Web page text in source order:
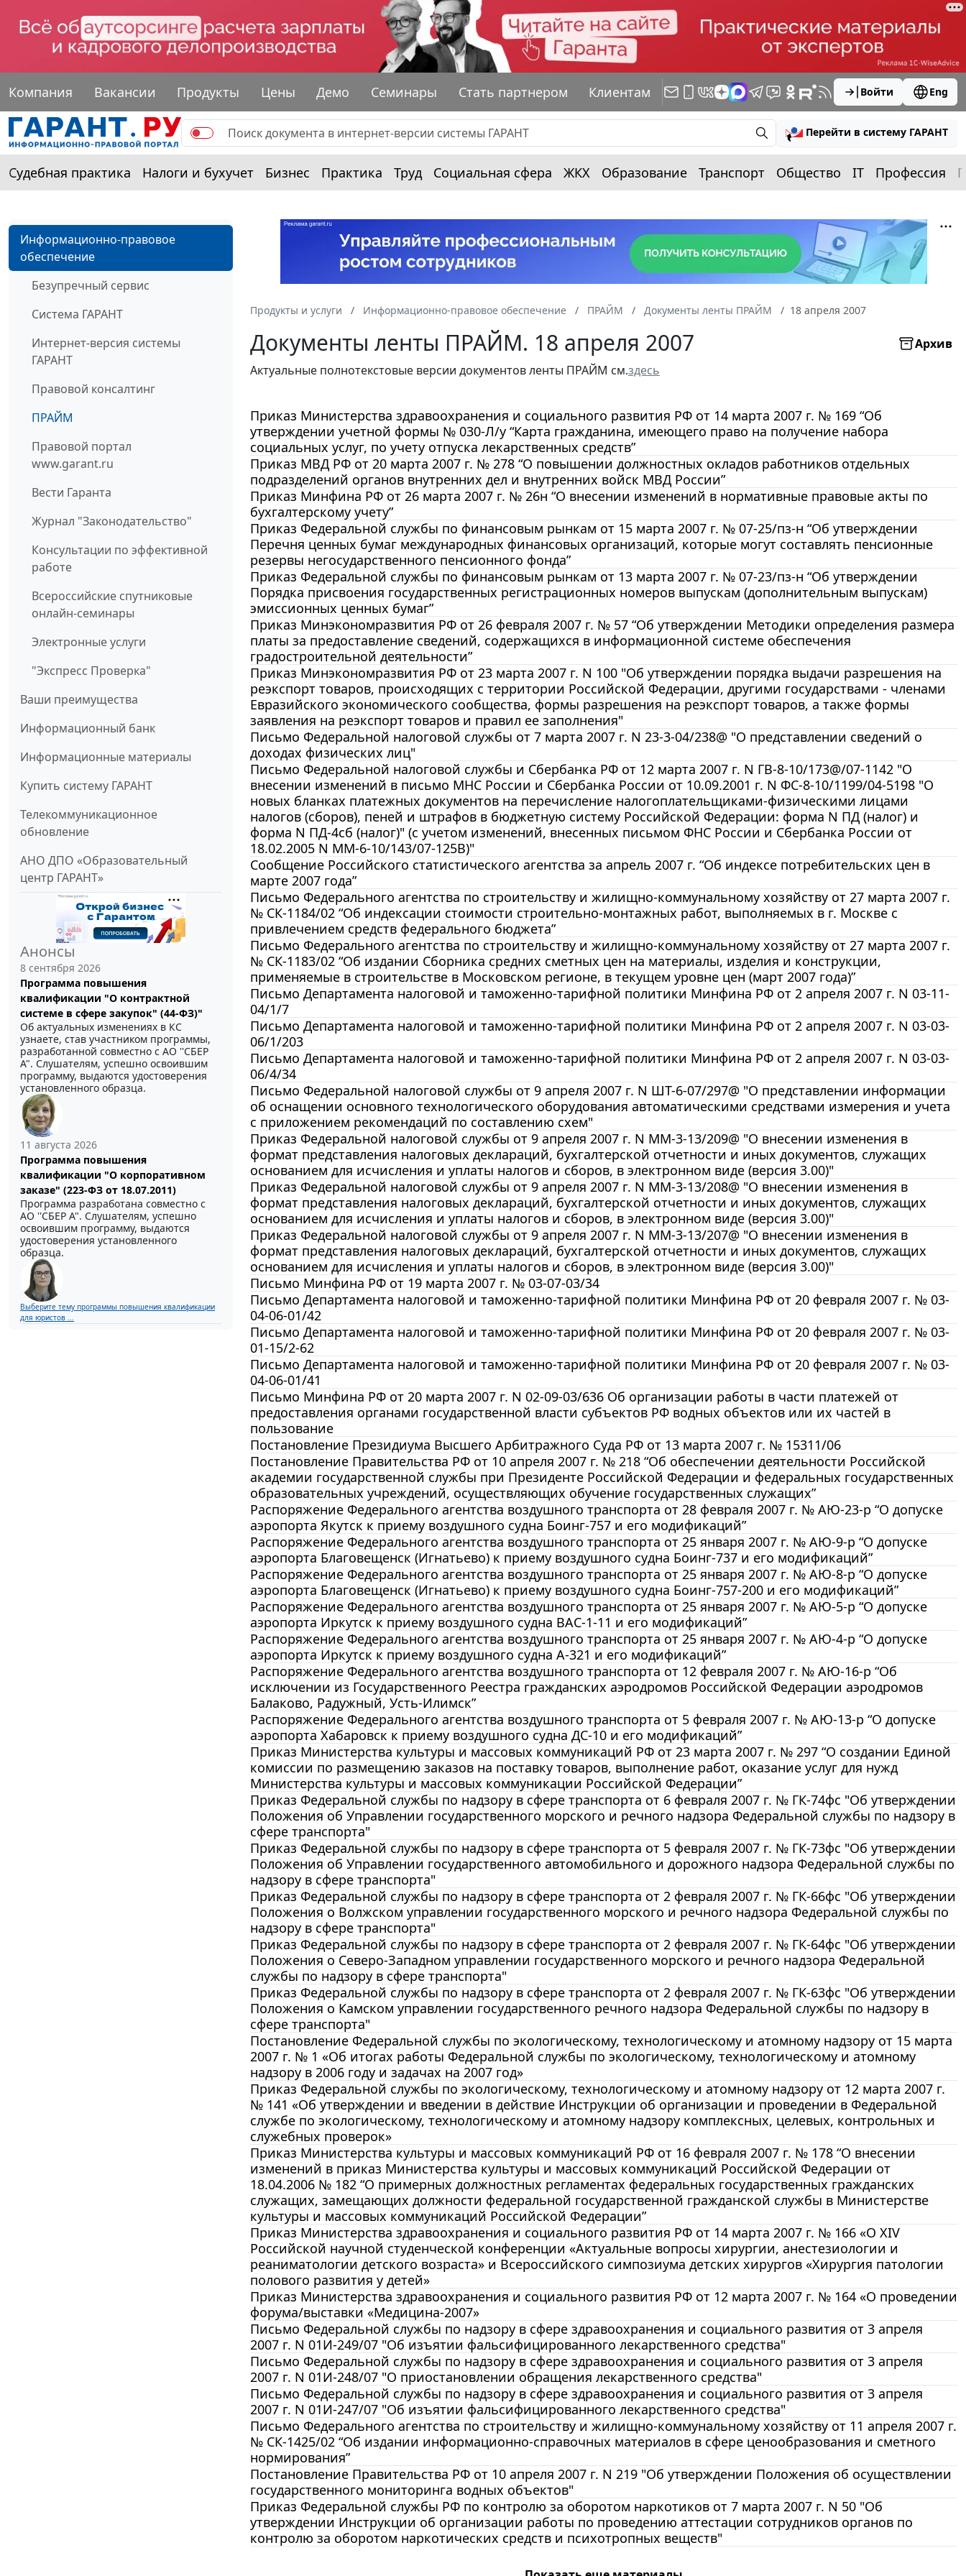
Компания Вакансии Продукты Цены Демо Семинары Стать партнером Клиентам Войти Eng
Перейти в систему ГАРАНТ
Судебная практика Налоги и бухучет Бизнес Практика Труд Социальная сфера ЖКХ Образование Транспорт Общество IT Профессия
Информационно-правовое
обеспечение
Безупречный сервис
Система ГАРАНТ
Интернет-версия системы
ГАРАНТ
Правовой консалтинг
ПРАЙМ
Правовой портал
www.garant.ru
Вести Гаранта
Журнал "Законодательство"
Консультации по эффективной
работе
Всероссийские спутниковые
онлайн-семинары
Электронные услуги
"Экспресс Проверка"
Ваши преимущества
Информационный банк
Информационные материалы
Купить систему ГАРАНТ
Телекоммуникационное
обновление
АНО ДПО «Образовательный
центр ГАРАНТ»
Анонсы
8 сентября 2026
Программа повышения
квалификации "О контрактной
системе в сфере закупок" (44-ФЗ)"
Об актуальных изменениях в КС
узнаете, став участником программы,
разработанной совместно с АО ''СБЕР
А". Слушателям, успешно освоившим
программу, выдаются удостоверения
установленного образца.
11 августа 2026
Программа повышения
квалификации "О корпоративном
заказе" (223-ФЗ от 18.07.2011)
Программа разработана совместно с
АО ''СБЕР А". Слушателям, успешно
освоившим программу, выдаются
удостоверения установленного
образца.
Выберите тему программы повышения квалификации
для юристов ...
Продукты и услуги Информационно-правовое обеспечение ПРАЙМ Документы ленты ПРАЙМ 18 апреля 2007
Документы ленты ПРАЙМ. 18 апреля 2007
Архив
Актуальные полнотекстовые версии документов ленты ПРАЙМ см.здесь
Приказ Министерства здравоохранения и социального развития РФ от 14 марта 2007 г. № 169 “Об
утверждении учетной формы № 030-Л/у “Карта гражданина, имеющего право на получение набора
социальных услуг, по учету отпуска лекарственных средств”
Приказ МВД РФ от 20 марта 2007 г. № 278 “О повышении должностных окладов работников отдельных
подразделений органов внутренних дел и внутренних войск МВД России”
Приказ Минфина РФ от 26 марта 2007 г. № 26н “О внесении изменений в нормативные правовые акты по
бухгалтерскому учету”
Приказ Федеральной службы по финансовым рынкам от 15 марта 2007 г. № 07-25/пз-н “Об утверждении
Перечня ценных бумаг международных финансовых организаций, которые могут составлять пенсионные
резервы негосударственного пенсионного фонда”
Приказ Федеральной службы по финансовым рынкам от 13 марта 2007 г. № 07-23/пз-н “Об утверждении
Порядка присвоения государственных регистрационных номеров выпускам (дополнительным выпускам)
эмиссионных ценных бумаг”
Приказ Минэкономразвития РФ от 26 февраля 2007 г. № 57 “Об утверждении Методики определения размера
платы за предоставление сведений, содержащихся в информационной системе обеспечения
градостроительной деятельности”
Приказ Минэкономразвития РФ от 23 марта 2007 г. N 100 "Об утверждении порядка выдачи разрешения на
реэкспорт товаров, происходящих с территории Российской Федерации, другими государствами - членами
Евразийского экономического сообщества, формы разрешения на реэкспорт товаров, а также формы
заявления на реэкспорт товаров и правил ее заполнения"
Письмо Федеральной налоговой службы от 7 марта 2007 г. N 23-3-04/238@ "О представлении сведений о
доходах физических лиц"
Письмо Федеральной налоговой службы и Сбербанка РФ от 12 марта 2007 г. N ГВ-8-10/173@/07-1142 "О
внесении изменений в письмо МНС России и Сбербанка России от 10.09.2001 г. N ФС-8-10/1199/04-5198 "О
новых бланках платежных документов на перечисление налогоплательщиками-физическими лицами
налогов (сборов), пеней и штрафов в бюджетную систему Российской Федерации: форма N ПД (налог) и
форма N ПД-4сб (налог)" (с учетом изменений, внесенных письмом ФНС России и Сбербанка России от
18.02.2005 N ММ-6-10/143/07-125В)"
Сообщение Российского статистического агентства за апрель 2007 г. “Об индексе потребительских цен в
марте 2007 года”
Письмо Федерального агентства по строительству и жилищно-коммунальному хозяйству от 27 марта 2007 г.
№ СК-1184/02 “Об индексации стоимости строительно-монтажных работ, выполняемых в г. Москве с
привлечением средств федерального бюджета”
Письмо Федерального агентства по строительству и жилищно-коммунальному хозяйству от 27 марта 2007 г.
№ СК-1183/02 “Об издании Сборника средних сметных цен на материалы, изделия и конструкции,
применяемые в строительстве в Московском регионе, в текущем уровне цен (март 2007 года)”
Письмо Департамента налоговой и таможенно-тарифной политики Минфина РФ от 2 апреля 2007 г. N 03-11-
04/1/7
Письмо Департамента налоговой и таможенно-тарифной политики Минфина РФ от 2 апреля 2007 г. N 03-03-
06/1/203
Письмо Департамента налоговой и таможенно-тарифной политики Минфина РФ от 2 апреля 2007 г. N 03-03-
06/4/34
Письмо Федеральной налоговой службы от 9 апреля 2007 г. N ШТ-6-07/297@ "О представлении информации
об оснащении основного технологического оборудования автоматическими средствами измерения и учета
с приложением рекомендаций по составлению схем"
Приказ Федеральной налоговой службы от 9 апреля 2007 г. N ММ-3-13/209@ "О внесении изменения в
формат представления налоговых деклараций, бухгалтерской отчетности и иных документов, служащих
основанием для исчисления и уплаты налогов и сборов, в электронном виде (версия 3.00)"
Приказ Федеральной налоговой службы от 9 апреля 2007 г. N ММ-3-13/208@ "О внесении изменения в
формат представления налоговых деклараций, бухгалтерской отчетности и иных документов, служащих
основанием для исчисления и уплаты налогов и сборов, в электронном виде (версия 3.00)"
Приказ Федеральной налоговой службы от 9 апреля 2007 г. N ММ-3-13/207@ "О внесении изменения в
формат представления налоговых деклараций, бухгалтерской отчетности и иных документов, служащих
основанием для исчисления и уплаты налогов и сборов, в электронном виде (версия 3.00)"
Письмо Минфина РФ от 19 марта 2007 г. № 03-07-03/34
Письмо Департамента налоговой и таможенно-тарифной политики Минфина РФ от 20 февраля 2007 г. № 03-
04-06-01/42
Письмо Департамента налоговой и таможенно-тарифной политики Минфина РФ от 20 февраля 2007 г. № 03-
01-15/2-62
Письмо Департамента налоговой и таможенно-тарифной политики Минфина РФ от 20 февраля 2007 г. № 03-
04-06-01/41
Письмо Минфина РФ от 20 марта 2007 г. N 02-09-03/636 Об организации работы в части платежей от
предоставления органами государственной власти субъектов РФ водных объектов или их частей в
пользование
Постановление Президиума Высшего Арбитражного Суда РФ от 13 марта 2007 г. № 15311/06
Постановление Правительства РФ от 10 апреля 2007 г. № 218 “Об обеспечении деятельности Российской
академии государственной службы при Президенте Российской Федерации и федеральных государственных
образовательных учреждений, осуществляющих обучение государственных служащих”
Распоряжение Федерального агентства воздушного транспорта от 28 февраля 2007 г. № АЮ-23-р “О допуске
аэропорта Якутск к приему воздушного судна Боинг-757 и его модификаций”
Распоряжение Федерального агентства воздушного транспорта от 25 января 2007 г. № АЮ-9-р “О допуске
аэропорта Благовещенск (Игнатьево) к приему воздушного судна Боинг-737 и его модификаций”
Распоряжение Федерального агентства воздушного транспорта от 25 января 2007 г. № АЮ-8-р “О допуске
аэропорта Благовещенск (Игнатьево) к приему воздушного судна Боинг-757-200 и его модификаций”
Распоряжение Федерального агентства воздушного транспорта от 25 января 2007 г. № АЮ-5-р “О допуске
аэропорта Иркутск к приему воздушного судна ВАС-1-11 и его модификаций”
Распоряжение Федерального агентства воздушного транспорта от 25 января 2007 г. № АЮ-4-р “О допуске
аэропорта Иркутск к приему воздушного судна А-321 и его модификаций”
Распоряжение Федерального агентства воздушного транспорта от 12 февраля 2007 г. № АЮ-16-р “Об
исключении из Государственного Реестра гражданских аэродромов Российской Федерации аэродромов
Балаково, Радужный, Усть-Илимск”
Распоряжение Федерального агентства воздушного транспорта от 5 февраля 2007 г. № АЮ-13-р “О допуске
аэропорта Хабаровск к приему воздушного судна ДС-10 и его модификаций”
Приказ Министерства культуры и массовых коммуникаций РФ от 23 марта 2007 г. № 297 “О создании Единой
комиссии по размещению заказов на поставку товаров, выполнение работ, оказание услуг для нужд
Министерства культуры и массовых коммуникации Российской Федерации”
Приказ Федеральной службы по надзору в сфере транспорта от 6 февраля 2007 г. № ГК-74фс "Об утверждении
Положения об Управлении государственного морского и речного надзора Федеральной службы по надзору в
сфере транспорта"
Приказ Федеральной службы по надзору в сфере транспорта от 5 февраля 2007 г. № ГК-73фс "Об утверждении
Положения об Управлении государственного автомобильного и дорожного надзора Федеральной службы по
надзору в сфере транспорта"
Приказ Федеральной службы по надзору в сфере транспорта от 2 февраля 2007 г. № ГК-66фс "Об утверждении
Положения о Волжском управлении государственного морского и речного надзора Федеральной службы по
надзору в сфере транспорта"
Приказ Федеральной службы по надзору в сфере транспорта от 2 февраля 2007 г. № ГК-64фс "Об утверждении
Положения о Северо-Западном управлении государственного морского и речного надзора Федеральной
службы по надзору в сфере транспорта"
Приказ Федеральной службы по надзору в сфере транспорта от 2 февраля 2007 г. № ГК-63фс "Об утверждении
Положения о Камском управлении государственного речного надзора Федеральной службы по надзору в
сфере транспорта"
Постановление Федеральной службы по экологическому, технологическому и атомному надзору от 15 марта
2007 г. № 1 «Об итогах работы Федеральной службы по экологическому, технологическому и атомному
надзору в 2006 году и задачах на 2007 год»
Приказ Федеральной службы по экологическому, технологическому и атомному надзору от 12 марта 2007 г.
№ 141 «Об утверждении и введении в действие Инструкции об организации и проведении в Федеральной
службе по экологическому, технологическому и атомному надзору комплексных, целевых, контрольных и
служебных проверок»
Приказ Министерства культуры и массовых коммуникаций РФ от 16 февраля 2007 г. № 178 “О внесении
изменений в приказ Министерства культуры и массовых коммуникаций Российской Федерации от
18.04.2006 № 182 “О примерных должностных регламентах федеральных государственных гражданских
служащих, замещающих должности федеральной государственной гражданской службы в Министерстве
культуры и массовых коммуникаций Российской Федерации”
Приказ Министерства здравоохранения и социального развития РФ от 14 марта 2007 г. № 166 «О XIV
Российской научной студенческой конференции «Актуальные вопросы хирургии, анестезиологии и
реаниматологии детского возраста» и Всероссийского симпозиума детских хирургов «Хирургия патологии
полового развития у детей»
Приказ Министерства здравоохранения и социального развития РФ от 12 марта 2007 г. № 164 «О проведении
форума/выставки «Медицина-2007»
Письмо Федеральной службы по надзору в сфере здравоохранения и социального развития от 3 апреля
2007 г. N 01И-249/07 "Об изъятии фальсифицированного лекарственного средства"
Письмо Федеральной службы по надзору в сфере здравоохранения и социального развития от 3 апреля
2007 г. N 01И-248/07 "О приостановлении обращения лекарственного средства"
Письмо Федеральной службы по надзору в сфере здравоохранения и социального развития от 3 апреля
2007 г. N 01И-247/07 "Об изъятии фальсифицированного лекарственного средства"
Письмо Федерального агентства по строительству и жилищно-коммунальному хозяйству от 11 апреля 2007 г.
№ СК-1425/02 “Об издании информационно-справочных материалов в сфере ценообразования и сметного
нормирования”
Постановление Правительства РФ от 10 апреля 2007 г. N 219 "Об утверждении Положения об осуществлении
государственного мониторинга водных объектов"
Приказ Федеральной службы РФ по контролю за оборотом наркотиков от 7 марта 2007 г. N 50 "Об
утверждении Инструкции об организации работы по проведению аттестации сотрудников органов по
контролю за оборотом наркотических средств и психотропных веществ"